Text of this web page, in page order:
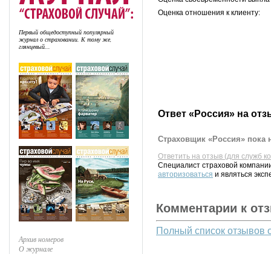
Первый общедоступный популярный
журнал о страховании. К тому же,
глянцевый...
Архив номеров
О журнале
Оценка отношения к клиенту:
Ответ «Россия» на
Страховщик «Россия» пока
Ответить на отзыв (для служб
Специалист страховой
авторизоваться и являться
Комментарии к
Полный список отзывов